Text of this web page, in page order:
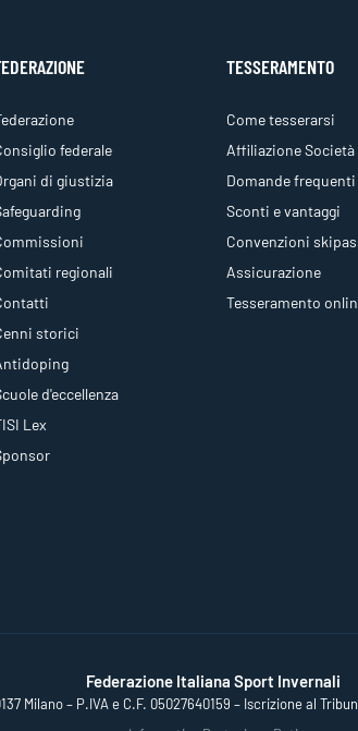
federale
di giustizia
regionali
storici
d'eccellenza
Lex
TESSERAMENTO
Come tesserarsi
Affiliazione Società
Domande frequenti
Sconti e vantaggi
Convenzioni
Assicurazione
Tesseramento
Federazione Italiana Sport Invernali
Milano – P.IVA e C.F. 05027640159 – Iscrizione al